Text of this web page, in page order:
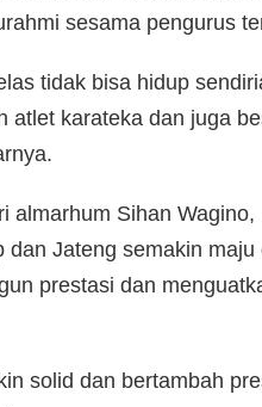
sesama pengurus
tidak bisa hidup
atlet karateka dan juga
almarhum Sihan Wagino,
Jateng semakin maju
prestasi dan
solid dan bertambah